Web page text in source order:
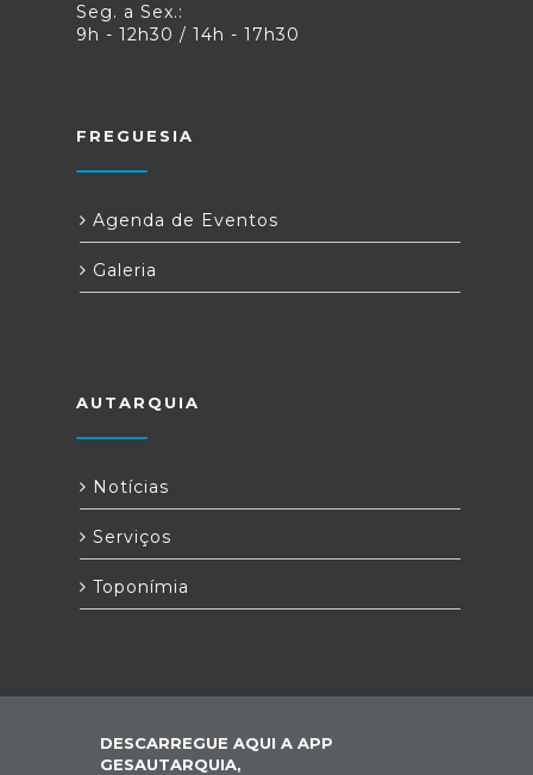
Seg. a Sex.:
9h - 12h30 / 14h - 17h30
FREGUESIA
Agenda de Eventos
Galeria
AUTARQUIA
Notícias
Serviços
Toponímia
DESCARREGUE AQUI A APP
GESAUTARQUIA,